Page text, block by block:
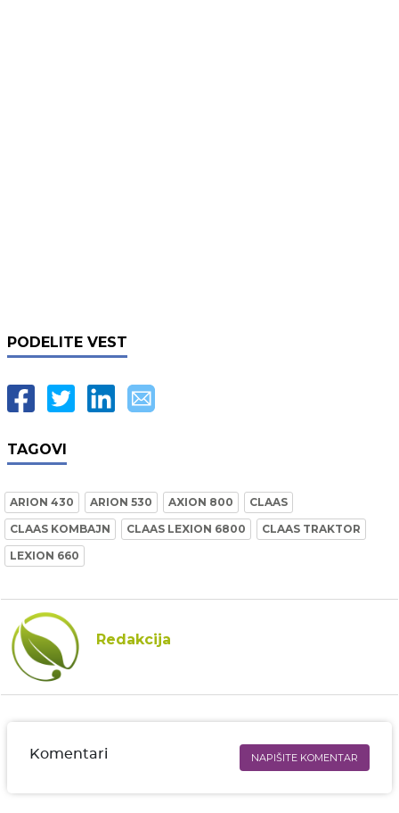
PODELITE VEST
TAGOVI
ARION 430 ARION 530 AXION 800
CLAAS
CLAAS KOMBAJN
CLAAS LEXION 6800
CLAAS TRAKTOR
LEXION 660
Redakcija
Komentari NAPIŠITE KOMENTAR